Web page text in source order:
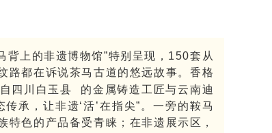
背上的非遗博物馆”特别呈现，150套从
路都在诉说茶马古道的悠远故事。香格
四川白玉县 的金属铸造工匠与云南迪
承，让非遗‘活’在指尖”。一旁的鞍马
色的产品备受青睐；在非遗展示区，